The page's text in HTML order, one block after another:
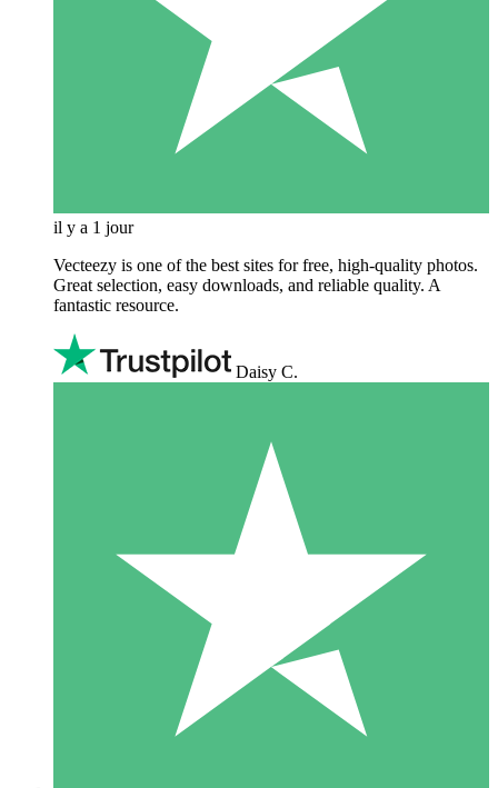
il y a 1 jour
Vecteezy is one of the best sites for free, high‑quality photos.
Great selection, easy downloads, and reliable quality. A
fantastic resource.
Daisy C.